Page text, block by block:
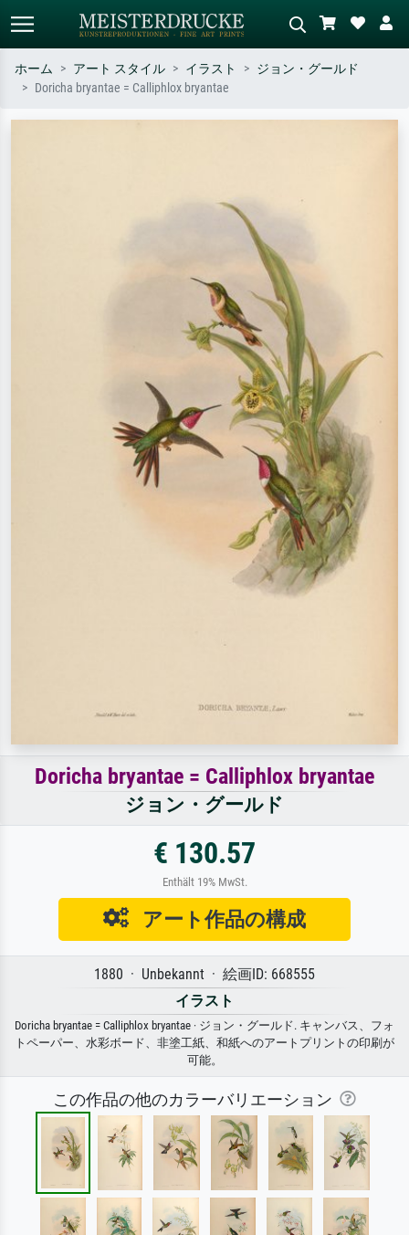
ホーム アート スタイル イラスト
ジョン・グールド
Doricha bryantae = Calliphlox bryantae
Doricha bryantae = Calliphlox bryantae
ジョン・グールド
€ 130.57
Enthält 19% MwSt.
アート作品の構成
1880 · Unbekannt · 絵画ID: 668555
イラスト
Doricha bryantae = Calliphlox bryantae · ジョン・グールド. キャンバス、フォ
トペーパー、水彩ボード、非塗工紙、和紙へのアートプリントの印刷が
可能。
この作品の他のカラーバリエーション